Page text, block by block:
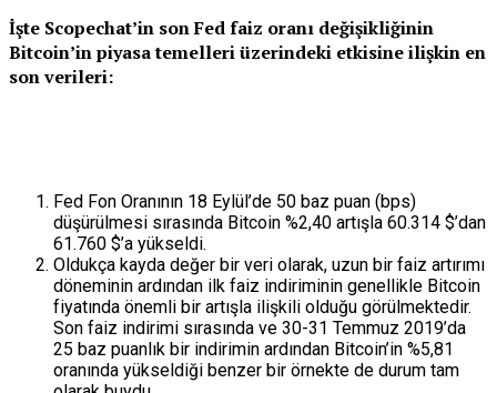
İşte Scopechat’in son Fed faiz oranı değişikliğinin
Bitcoin’in piyasa temelleri üzerindeki etkisine ilişkin en
son verileri:
Fed Fon Oranının 18 Eylül’de 50 baz puan (bps)
düşürülmesi sırasında Bitcoin %2,40 artışla 60.314 $’dan
61.760 $’a yükseldi.
Oldukça kayda değer bir veri olarak, uzun bir faiz artırımı
döneminin ardından ilk faiz indiriminin genellikle Bitcoin
fiyatında önemli bir artışla ilişkili olduğu görülmektedir.
Son faiz indirimi sırasında ve 30-31 Temmuz 2019’da
25 baz puanlık bir indirimin ardından Bitcoin’in %5,81
oranında yükseldiği benzer bir örnekte de durum tam